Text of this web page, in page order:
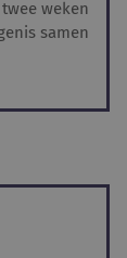
weken
samen